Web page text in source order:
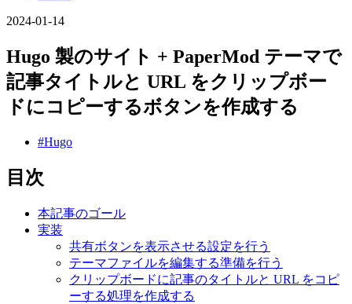
2024-01-14
Hugo 製のサイト + PaperMod テーマで
記事タイトルと URL をクリップボー
ドにコピーするボタンを作成する
#Hugo
目次
本記事のゴール
実装
共有ボタンを表示させる設定を行う
テーマファイルを編集する準備を行う
クリップボードに記事のタイトルと URL をコピ
ーする処理を作成する